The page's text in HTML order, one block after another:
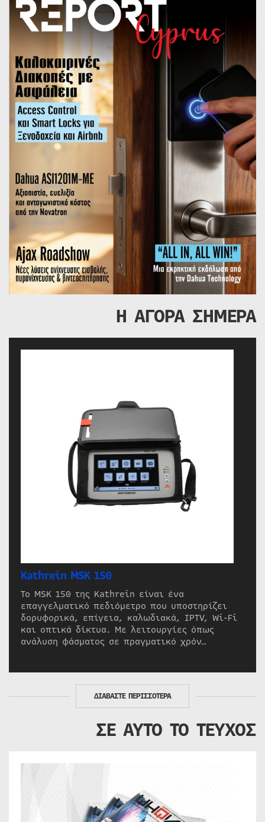
Η ΑΓΟΡΑ ΣΗΜΕΡΑ
Kathrein MSK 150
Το MSK 150 της Kathrein είναι ένα
επαγγελματικό πεδιόμετρο που υποστηρίζει
δορυφορικά, επίγεια, καλωδιακά, IPTV, Wi-Fi
και οπτικά δίκτυα. Με λειτουργίες όπως
ανάλυση φάσματος σε πραγματικό χρόν…
ΔΙΑΒΑΣΤΕ ΠΕΡΙΣΣΟΤΕΡΑ
ΣΕ ΑΥΤΟ ΤΟ ΤΕΥΧΟΣ